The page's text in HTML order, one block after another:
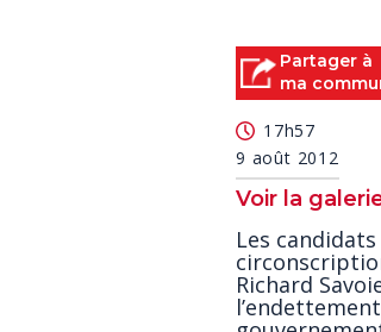
secondsVolume
Partager à
ma
17h57
9 août 2012
Voir la
Les
Richard